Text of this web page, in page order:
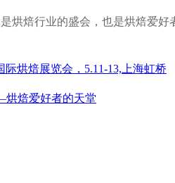
是烘焙行业的盛会，也是烘焙爱
际烘焙展览会，5.11-13,上海虹桥
烘焙爱好者的天堂